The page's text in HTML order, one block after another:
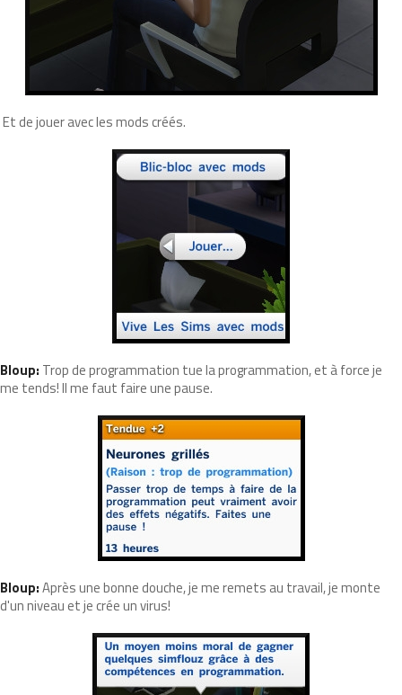
Et de jouer avec les mods créés.
Bloup: Trop de programmation tue la programmation, et à force je
me tends! Il me faut faire une pause.
Bloup:Après une bonne douche, je me remets au travail, je monte
d'un niveau et je crée un virus!